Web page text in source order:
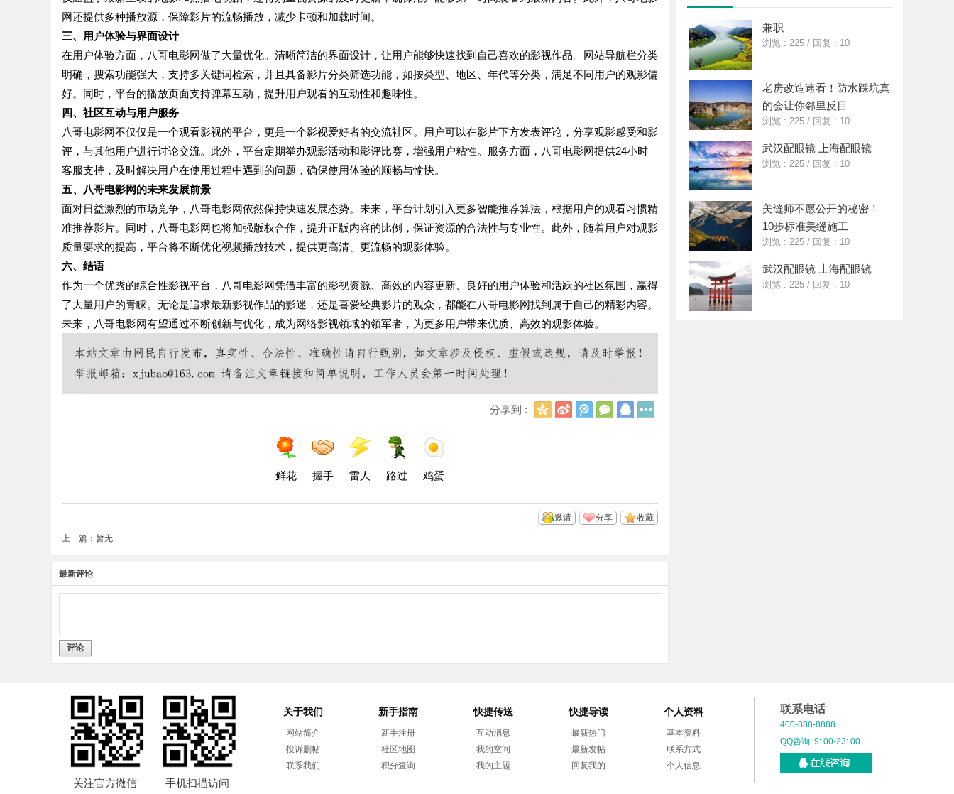
网还提供多种播放源，保障影片的流畅播放，减少卡顿和加载时间。
三、用户体验与界面设计
在用户体验方面，八哥电影网做了大量优化。清晰简洁的界面设计，让用户能够快速找到自己喜欢的影视作品。网站导航栏分类
明确，搜索功能强大，支持多关键词检索，并且具备影片分类筛选功能，如按类型、地区、年代等分类，满足不同用户的观影偏
好。同时，平台的播放页面支持弹幕互动，提升用户观看的互动性和趣味性。
四、社区互动与用户服务
八哥电影网不仅仅是一个观看影视的平台，更是一个影视爱好者的交流社区。用户可以在影片下方发表评论，分享观影感受和影
评，与其他用户进行讨论交流。此外，平台定期举办观影活动和影评比赛，增强用户粘性。服务方面，八哥电影网提供24小时
客服支持，及时解决用户在使用过程中遇到的问题，确保使用体验的顺畅与愉快。
五、八哥电影网的未来发展前景
面对日益激烈的市场竞争，八哥电影网依然保持快速发展态势。未来，平台计划引入更多智能推荐算法，根据用户的观看习惯精
准推荐影片。同时，八哥电影网也将加强版权合作，提升正版内容的比例，保证资源的合法性与专业性。此外，随着用户对观影
质量要求的提高，平台将不断优化视频播放技术，提供更高清、更流畅的观影体验。
六、结语
作为一个优秀的综合性影视平台，八哥电影网凭借丰富的影视资源、高效的内容更新、良好的用户体验和活跃的社区氛围，赢得
了大量用户的青睐。无论是追求最新影视作品的影迷，还是喜爱经典影片的观众，都能在八哥电影网找到属于自己的精彩内容。
未来，八哥电影网有望通过不断创新与优化，成为网络影视领域的领军者，为更多用户带来优质、高效的观影体验。
分享到 :
Q
新
浪
腾
讯
微
信
Q
鲜花 握手 雷人 路过 鸡蛋
收藏
分享
邀请
上一篇：暂无
最新评论
评论
兼职
浏览 : 225 / 回复 : 10
老房改造速看！防水踩坑真
的会让你邻里反目
浏览 : 225 / 回复 : 10
武汉配眼镜 上海配眼镜
浏览 : 225 / 回复 : 10
美缝师不愿公开的秘密！
10步标准美缝施工
浏览 : 225 / 回复 : 10
武汉配眼镜 上海配眼镜
浏览 : 225 / 回复 : 10
关注官方微信 手机扫描访问
关于我们
网站简介
投诉删帖
联系我们
新手指南
新手注册
社区地图
积分查询
快捷传送
互动消息
我的空间
我的主题
快捷导读
最新热门
最新发帖
回复我的
个人资料
基本资料
联系方式
个人信息
联系电话
400-888-8888
QQ咨询: 9: 00-23: 00